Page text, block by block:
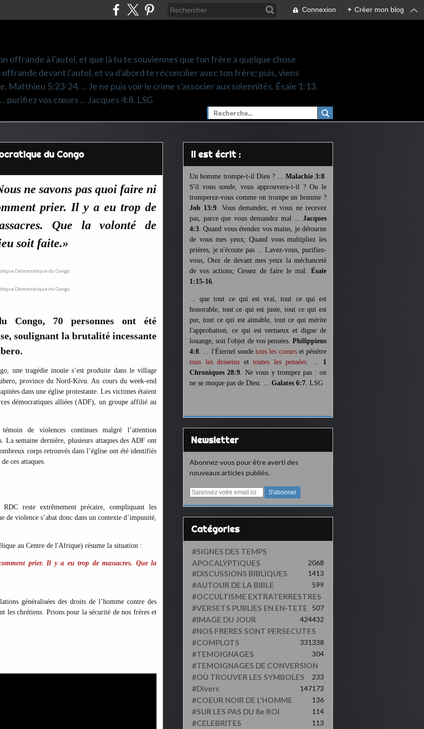
Connexion + Créer mon blog
offrande à l'autel, et que là tu te souviennes que ton frère a quelque chose
devant l'autel, et va d'abord te réconcilier avec ton frère; puis, viens
Matthieu 5:23-24. ... Je ne puis voir le crime s'associer aux solennités. Ésaïe 1:13.
purifiez vos cœurs ... Jacques 4:8. LSG
du Congo
ne savons pas quoi faire ni
prier. Il y a eu trop de
Que la volonté de
soit faite.»
Congo, 70 personnes ont été
soulignant la brutalité incessante
une tragédie inouïe s’est produite dans le village
province du Nord-Kivu. Au cours du week-end
dans une église protestante. Les victimes étaient
démocratiques alliées (ADF), un groupe affilié au
de violences continues malgré l’attention
La semaine dernière, plusieurs attaques des ADF ont
corps retrouvés dans l’église ont été identifiés
ces attaques.
reste extrêmement précaire, compliquant les
de violence s’abat donc dans un contexte d’impunité,
au Centre de l'Afrique) résume la situation :
prier. Il y a eu trop de massacres. Que la
généralisées des droits de l’homme contre des
les chrétiens. Prions pour la sécurité de nos frères et
Il est écrit :
Un homme trompe-t-il Dieu ? ... Malachie 3:8.
S'il vous sonde, vous approuvera-t-il ? Ou le
tromperez-vous comme on trompe un homme ?
Job 13:9. Vous demandez, et vous ne recevez
pas, parce que vous demandez mal ... Jacques
4:3. Quand vous étendez vos mains, je détourne
de vous mes yeux; Quand vous multipliez les
prières, je n'écoute pas ... Lavez-vous, purifiez-
vous, Otez de devant mes yeux la méchanceté
de vos actions; Cessez de faire le mal. Ésaïe
1:15-16.
... que tout ce qui est vrai, tout ce qui est
honorable, tout ce qui est juste, tout ce qui est
pur, tout ce qui est aimable, tout ce qui mérite
l'approbation, ce qui est vertueux et digne de
louange, soit l'objet de vos pensées. Philippiens
4:8. ... l'Éternel sonde tous les coeurset pénètre
tous les desseins et toutes les pensées. ... 1
Chroniques 28:9. Ne vous y trompez pas : on
ne se moque pas de Dieu. ... Galates 6:7. LSG
Newsletter
Abonnez-vous pour être averti des
nouveaux articles publiés.
E
a
i
Catégories
#SIGNES DES TEMPS
APOCALYPTIQUES 2068
#DISCUSSIONS BIBLIQUES 1413
#AUTOUR DE LA BIBLE 599
#OCCULTISME EXTRATERRESTRES
507
#VERSETS PUBLIES EN EN-TETE
432
#IMAGE DU JOUR 424
#NOS FRERES SONT PERSECUTES
338
#COMPLOTS 331
#TEMOIGNAGES 304
#TEMOIGNAGES DE CONVERSION
233
#OÙ TROUVER LES SYMBOLES
173
#Divers 147
#COEUR NOIR DE L'HOMME 136
#SUR LES PAS DU 8e ROI 114
#CELEBRITES 113